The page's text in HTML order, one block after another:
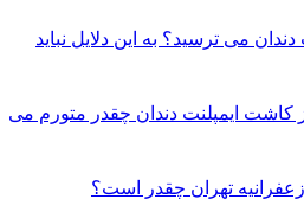
ترسید؟ به این دلایل نباید
دندان چقدر متورم می
تهران چقدر است؟